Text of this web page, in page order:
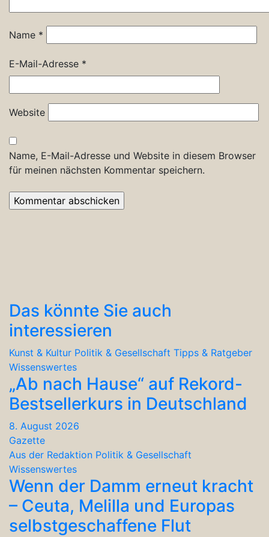
Name *
E-Mail-Adresse *
Website
Name, E-Mail-Adresse und Website in diesem Browser
für meinen nächsten Kommentar speichern.
Das könnte Sie auch
interessieren
Kunst & Kultur Politik & Gesellschaft Tipps & Ratgeber
Wissenswertes
„Ab nach Hause“ auf Rekord-
Bestsellerkurs in Deutschland
8. August 2026
Gazette
Aus der Redaktion Politik & Gesellschaft
Wissenswertes
Wenn der Damm erneut kracht
– Ceuta, Melilla und Europas
selbstgeschaffene Flut